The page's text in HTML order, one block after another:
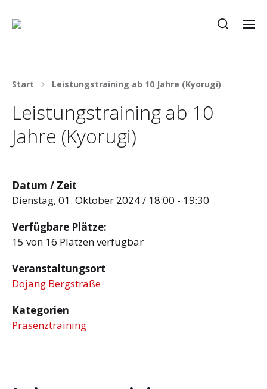
Start Leistungstraining ab 10 Jahre (Kyorugi)
Leistungstraining ab 10
Jahre (Kyorugi)
Datum / Zeit
Dienstag, 01. Oktober 2024 / 18:00 - 19:30
Verfügbare Plätze:
15 von 16 Plätzen verfügbar
Veranstaltungsort
Dojang Bergstraße
Kategorien
Präsenztraining